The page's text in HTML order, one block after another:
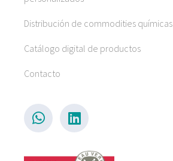
Distribución de commodities químicas
Catálogo digital de productos
Contacto